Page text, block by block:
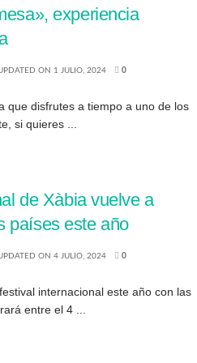
experiencia
ON 1 JULIO, 2024 0
que disfrutes a tiempo a uno de los
si quieres ...
de Xàbia vuelve a
países este año
ON 4 JULIO, 2024 0
internacional este año con las
entre el 4 ...